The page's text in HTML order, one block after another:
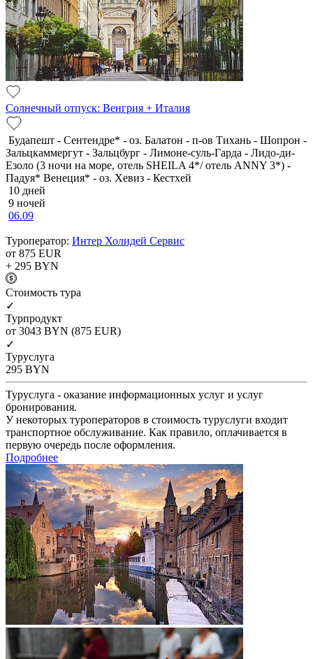
Солнечный отпуск: Венгрия + Италия
Будапешт - Сентендре* - оз. Балатон - п-ов Тихань - Шопрон -
Зальцкаммергут - Зальцбург - Лимоне-суль-Гарда - Лидо-ди-
Езоло (3 ночи на море, отель SHEILA 4*/ отель ANNY 3*) -
Падуя* Венеция* - оз. Хевиз - Кестхей
10 дней
9 ночей
06.09
Туроператор: Интер Холидей Сервис
от 875 EUR
+ 295 BYN
Cтоимость тура
✓
Турпродукт
от 3043 BYN (875 EUR)
✓
Туруслуга
295 BYN
Туруслуга - оказание информационных услуг и услуг
бронирования.
У некоторых туроператоров в стоимость туруслуги входит
транспортное обслуживание. Как правило, оплачивается в
первую очередь после оформления.
Подробнее